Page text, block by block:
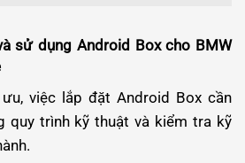
sử dụng Android Box cho BMW
việc lắp đặt Android Box cần
quy trình kỹ thuật và kiểm tra kỹ